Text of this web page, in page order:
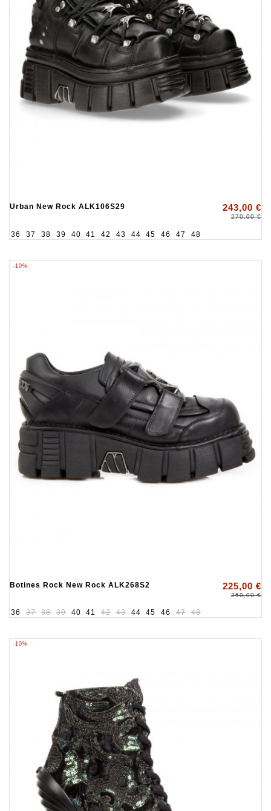
Urban New Rock ALK106S29 243,00 €
270,00 €
36 37 38 39 40 41 42 43 44 45 46 47 48
-10%
Botines Rock New Rock ALK268S2 225,00 €
250,00 €
36 37 38 39 40 41 42 43 44 45 46 47 48
-10%